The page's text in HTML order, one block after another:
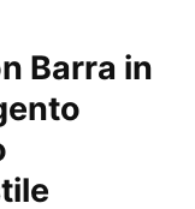
Barra in